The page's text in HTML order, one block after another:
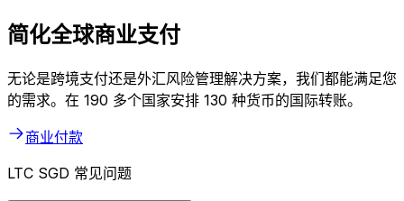
简化全球商业支付
无论是跨境支付还是外汇风险管理解决方案，我们都能满足您
的需求。在 190 多个国家安排 130 种货币的国际转账。
商业付款
LTC SGD 常见问题